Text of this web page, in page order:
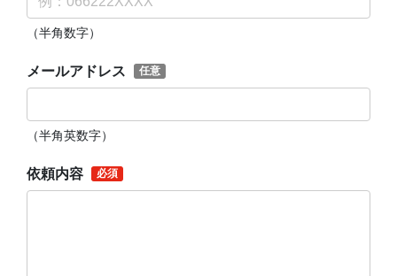
（半角数字）
メールアドレス
（半角英数字）
依頼内容